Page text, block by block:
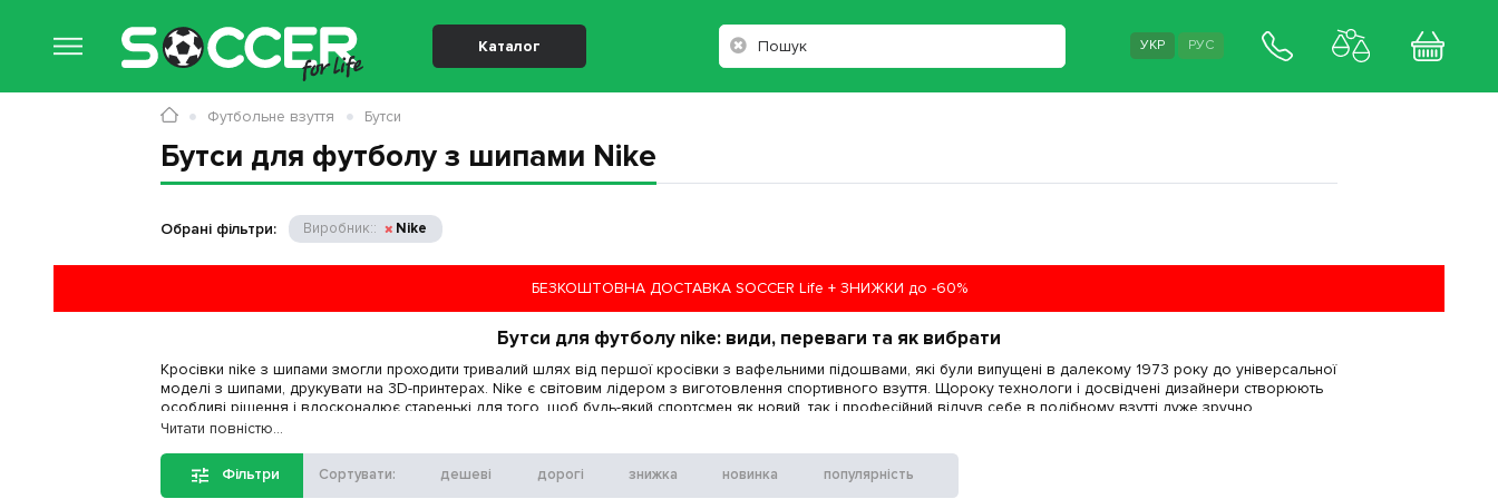
Бутси для футболу з шипами Nike
Виробник: Nike
БЕЗКОШТОВНА ДОСТАВКА SOCCER Life + ЗНИЖКИ до -60%
Бутси для футболу nike: види, переваги та як вибрати
Кросівки nike з шипами змогли проходити тривалий шлях від першої кросівки з вафельними підошвами, які були випущені в далекому 1973 року до універсальної
моделі з шипами, друкувати на 3D-принтерах. Nike є світовим лідером з виготовлення спортивного взуття. Щороку технологи і досвідчені дизайнери створюють
особливі рішення і вдосконалює старенькі для того, щоб будь-який спортсмен як новий, так і професійний відчув себе в подібному взутті дуже зручно.
Користувачі воліють купити бутси для футболу nike через їх переваг:
універсальність,
Читати повністю...
Фільтри Сортувати: дешеві дорогі знижка новинка популярність
Каталог УКР РУС
Футбольне взуття Бутси